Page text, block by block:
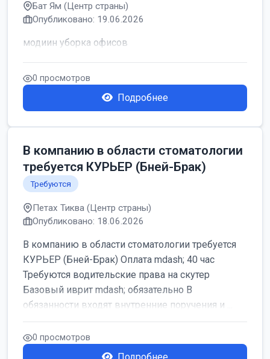
Бат Ям (Центр страны)
Опубликовано: 19.06.2026
модиин уборка офисов
0 просмотров
Подробнее
В компанию в области стоматологии
требуется КУРЬЕР (Бней-Брак)
Требуются
Петах Тиква (Центр страны)
Опубликовано: 18.06.2026
В компанию в области стоматологии требуется
КУРЬЕР (Бней-Брак) Оплата mdash; 40 час
Требуются водительские права на скутер
Базовый иврит mdash; обязательно В
обязанности входят внутренние поручения и ...
0 просмотров